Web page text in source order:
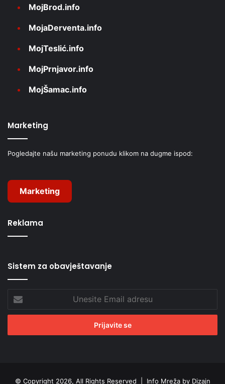
MojBrod.info
MojaDerventa.info
MojTeslić.info
MojPrnjavor.info
MojŠamac.info
Marketing
Pogledajte našu marketing ponudu klikom na dugme ispod:
Marketing
Reklama
Sistem za obavještavanje
Email
adresu
© Copyright 2026, All Rights Reserved | Info Mreža by Dizajn